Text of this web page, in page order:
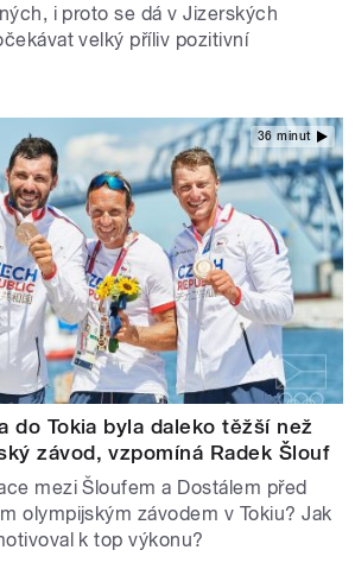
i proto se dá v Jizerských
velký příliv pozitivní
36 minut
do Tokia byla daleko těžší než
závod, vzpomíná Radek Šlouf
mezi Šloufem a Dostálem před
olympijským závodem v Tokiu? Jak
k top výkonu?